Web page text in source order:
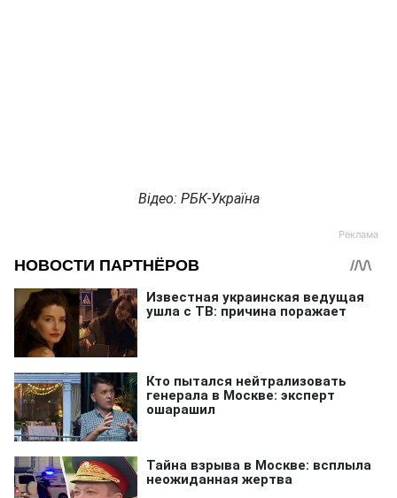
Відео: РБК-Україна